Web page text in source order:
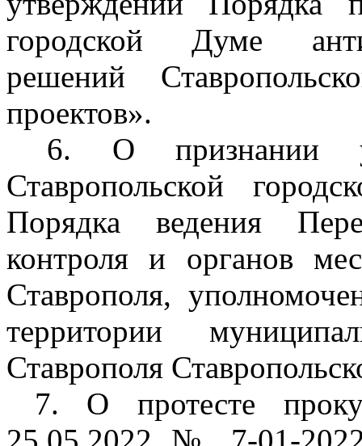
городской Думе
решений
проектов».
6. О признании
Ставропольской
Порядка ведения
контроля и органов
Ставрополя,
территории
Ставрополя
7. О протесте